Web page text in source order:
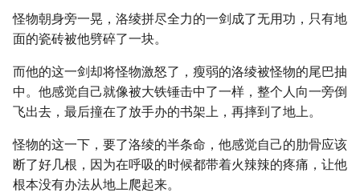
怪物朝身旁一晃，洛绫拼尽全力的一剑成了无用功，只有地
面的瓷砖被他劈碎了一块。
而他的这一剑却将怪物激怒了，瘦弱的洛绫被怪物的尾巴抽
中。他感觉自己就像被大铁锤击中了一样，整个人向一旁倒
飞出去，最后撞在了放手办的书架上，再摔到了地上。
怪物的这一下，要了洛绫的半条命，他感觉自己的肋骨应该
断了好几根，因为在呼吸的时候都带着火辣辣的疼痛，让他
根本没有办法从地上爬起来。